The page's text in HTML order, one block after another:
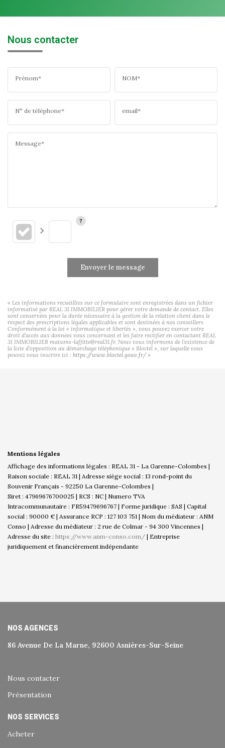
Nous contacter
Prénom* NOM*
N° de téléphone* email*
Message*
Envoyer le message
« Les informations recueillies sur ce formulaire sont enregistrées dans un fichier
informatisé par REAL 31 IMMOBILIER pour gérer votre demande de contact. Elles
sont conservées pour la durée nécessaire à la gestion de la relation client dans le
respect des prescriptions légales applicables et sont destinées à nos conseillers
Conformément à la loi « informatique et libertés », vous pouvez exercer votre
droit d'accès aux données vous concernant et les faire rectifier en contactant REAL
31 IMMOBILIER maisons-laffitte@real31.fr. Nous vous informons de l'existence de
la liste d'opposition au démarchage téléphonique « Bloctel », sur laquelle vous
pouvez vous inscrire ici : https://www.bloctel.gouv.fr/ »
Mentions légales
Affichage des informations légales : REAL 31 - La Garenne-Colombes |
Raison sociale : REAL 31 | Adresse siège social : 13 rond-point du
Souvenir Français - 92250 La Garenne-Colombes |
Siret : 47969676700025 | RCS : NC | Numero TVA
Intracommunautaire : FR59479696767 | Forme juridique : SAS | Capital
social : 90000 € | Assurance RCP : 127 103 751 | Nom du médiateur : ANM
Conso | Adresse du médiateur : 2 rue de Colmar - 94 300 Vincennes |
Adresse du site : https://www.anm-conso.com/ | Entreprise
juridiquement et financièrement indépendante
NOS AGENCES
86 Avenue De La Marne, 92600 Asnières-Sur-Seine
Nous contacter
Présentation
NOS SERVICES
Acheter